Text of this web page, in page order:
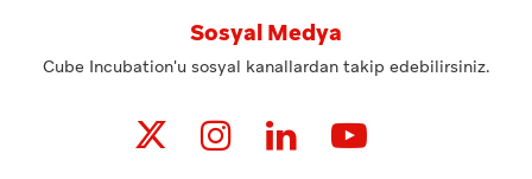
Sosyal Medya
Cube Incubation'u sosyal kanallardan takip edebilirsiniz.